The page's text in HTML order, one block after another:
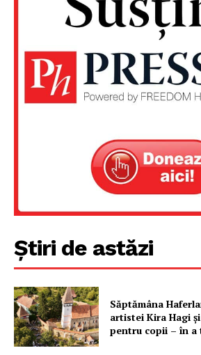
Știri de astăzi
Săptămâna
artistei Kira Hagi
pentru copii – în a